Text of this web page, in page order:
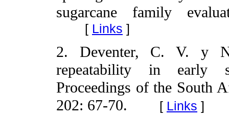
sugarcane family
[ Links ]
2. Deventer, C. V. y
repeatability in early
Proceedings of the South
202: 67-70. [ Links ]